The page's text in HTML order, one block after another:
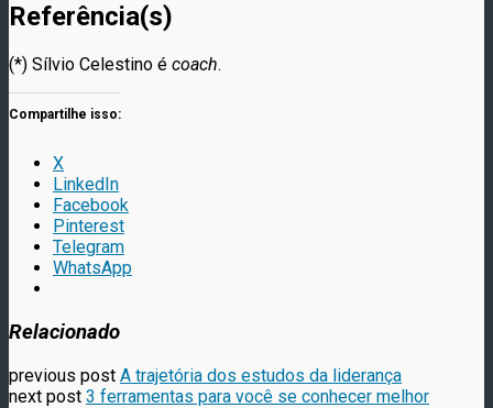
Referência(s)
(*) Sílvio Celestino é coach.
Compartilhe isso:
X
LinkedIn
Facebook
Pinterest
Telegram
WhatsApp
Relacionado
previous post A trajetória dos estudos da liderança
next post 3 ferramentas para você se conhecer melhor